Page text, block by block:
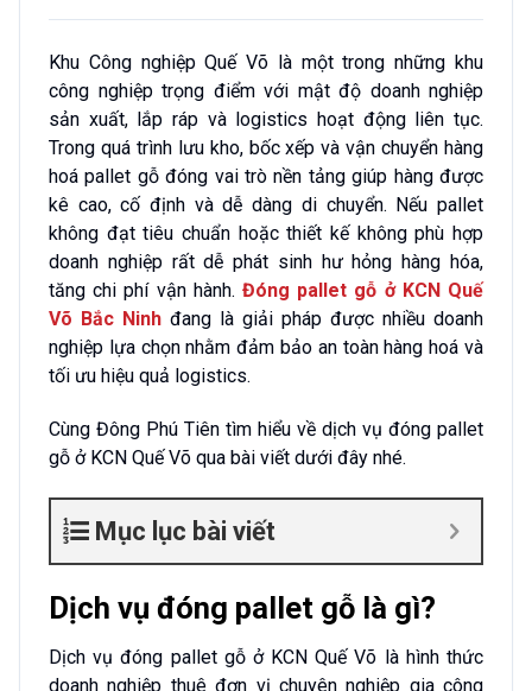
Khu Công nghiệp Quế Võ là một trong những khu
công nghiệp trọng điểm với mật độ doanh nghiệp
sản xuất, lắp ráp và logistics hoạt động liên tục.
Trong quá trình lưu kho, bốc xếp và vận chuyển hàng
hoá pallet gỗ đóng vai trò nền tảng giúp hàng được
kê cao, cố định và dễ dàng di chuyển. Nếu pallet
không đạt tiêu chuẩn hoặc thiết kế không phù hợp
doanh nghiệp rất dễ phát sinh hư hỏng hàng hóa,
tăng chi phí vận hành. Đóng pallet gỗ ở KCN Quế
Võ Bắc Ninh đang là giải pháp được nhiều doanh
nghiệp lựa chọn nhằm đảm bảo an toàn hàng hoá và
tối ưu hiệu quả logistics.
Cùng Đông Phú Tiên tìm hiểu về dịch vụ đóng pallet
gỗ ở KCN Quế Võ qua bài viết dưới đây nhé.
Mục lục bài viết
Dịch vụ đóng pallet gỗ là gì?
Dịch vụ đóng pallet gỗ ở KCN Quế Võ là hình thức
doanh nghiệp thuê đơn vị chuyên nghiệp gia công